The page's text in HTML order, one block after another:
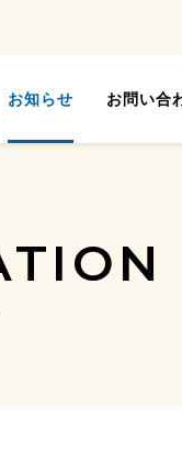
お知らせ お問い合